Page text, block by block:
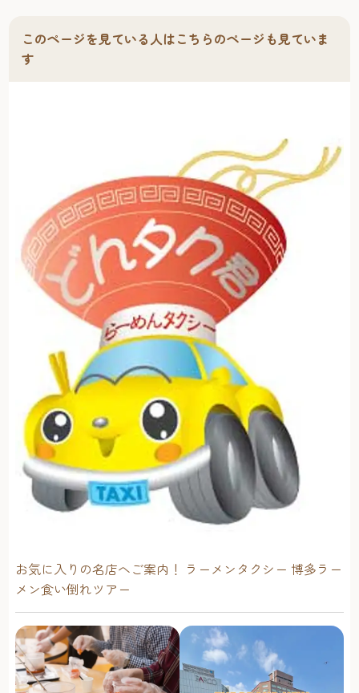
このページを見ている人はこちらのページも見ていま
す
お気に入りの名店へご案内！ ラーメンタクシー 博多ラー
メン食い倒れツアー